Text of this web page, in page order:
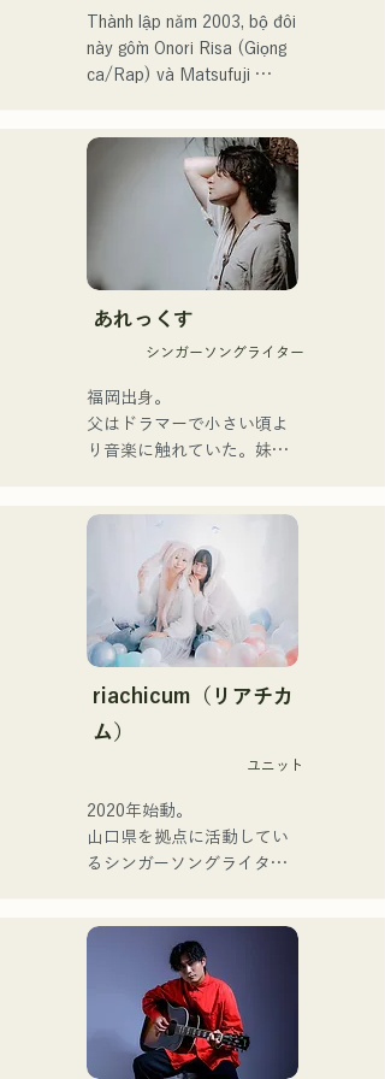
J:COM Fukuoka, Kumamoto
và Shimonoseki, khiến họ
trở thành một nhóm nhạc
Thành lập năm 2003, bộ đôi
này gồm Onori Risa (Giọng
ca/Rap) và Matsufuji
những thông điệp giản dị
nhưng mạnh mẽ trong một
thế giới quan nhẹ nhàng và
giọng hát ấm áp nhưng đầy
nội lực, nhẹ nhàng chạm đến
trái tim người nghe.
đơn đầu tiên, "Zatsuni
Tamede," vào ngày 23
tháng 1 năm 2025.
bao gồm acoustic, track và
band mixing.
Họ được hỗ trợ trong các
bản thu âm và biểu diễn
trực tiếp bởi CHOYO
(Keyboard/Guitar) của
Zigzaguzu, Taisei (Trống)
trước đây của meow, Yuya
Suehiro (Guitar) của the
của xanadoo.
[ĐĨA ĐƠN MỚI]
World is Love," sẽ được
phát hành vào ngày 25
tháng 6 năm 2025.
あれっくす
シンガーソングライター
福岡出身。
父はドラマーで小さい頃よ
り音楽に触れていた。妹
家族で音楽を楽しむミュー
ジックファミリー。
10代後半にアメリカへ4年
半留学。
現在はLOVE FMの"music
×serendipity"でラジオDJを
務める。
デルやタレントとしても活
躍中。世界的有名なオーデ
ゴットタレント」で日本人
の芸人史上初のゴールデン
ブザーを獲得し、その後ス
もゴールデンブザーを獲得
した、ノボせもんなべの応
援歌「ゴールデンブザー」
や、アメリカ留学時代の心
友とコライトした本格的カ
ントリーソング「Life Goes
riachicum（リアチカ
ム）
ユニット
2020年始動。
山口県を拠点に活動してい
るシンガーソングライター
ユニット
コロナ禍に入り、音楽で山
口県を盛り上げたいという
思いからユニットを始動。
当初は動画配信サイトでの
活動のみだったが、2020年